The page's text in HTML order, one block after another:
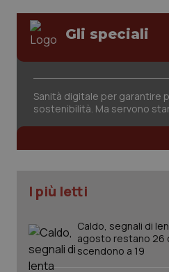
Gli speciali
Sanità digitale per garantire
sostenibilità. Ma servono
I più letti
Caldo, segnali di
agosto restano 26
scendono a 19
session-id
_ga